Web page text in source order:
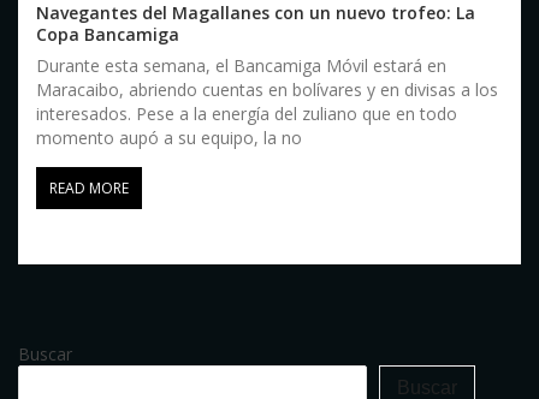
Navegantes del Magallanes con un nuevo trofeo: La
Copa Bancamiga
Durante esta semana, el Bancamiga Móvil estará en
Maracaibo, abriendo cuentas en bolívares y en divisas a los
interesados. Pese a la energía del zuliano que en todo
momento aupó a su equipo, la no
READ MORE
Buscar
Buscar